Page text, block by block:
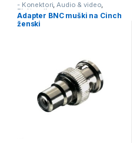
- Konektori,Audio & video,
Elektronika
Adapter BNC muški na Cinch
ženski